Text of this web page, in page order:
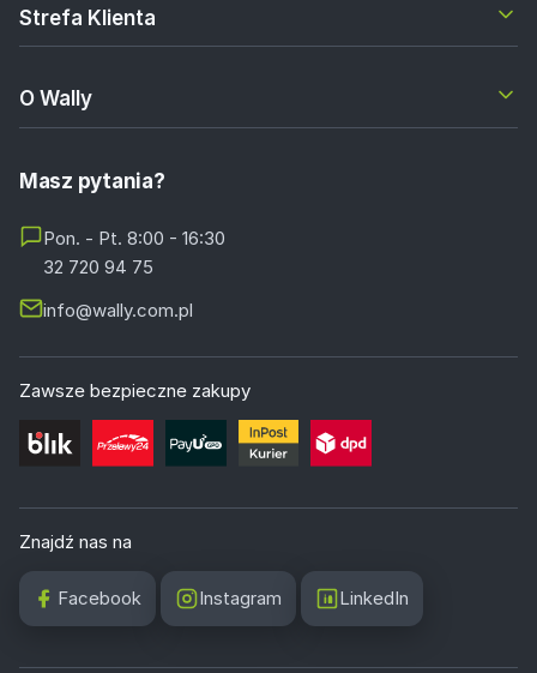
Strefa Klienta
O Wally
Masz pytania?
Pon. - Pt. 8:00 - 16:30
32 720 94 75
info@wally.com.pl
Zawsze bezpieczne zakupy
Znajdź nas na
Facebook Instagram LinkedIn